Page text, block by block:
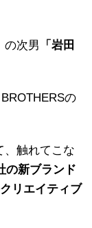
の次男
「岩田
の
、触れてこな
の新ブランド
リエイティブ